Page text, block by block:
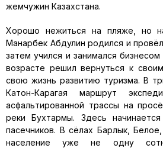
жемчужин Казахстана.
Хорошо нежиться на пляже, но
Манарбек Абдулин родился и
затем учился и занимался
возрасте решил вернуться к
свою жизнь развитию туризма. В
Катон-Карагая маршрут
асфальтированной трассы на
реки Бухтармы. Здесь
пасечников. В сёлах Барлык,
население уже не одну